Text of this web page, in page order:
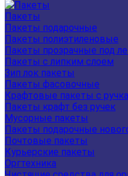
Пакеты
Пакеты подарочные
Пакеты полиэтиленовые
Пакеты прозрачные под
Пакеты с липким слоем
Зип лок пакеты
Пакеты фасовочные
Крафтовые пакеты с
Пакеты крафт без ручек
Мусорные пакеты
Пакеты подарочные
Почтовые пакеты
Курьерские пакеты
Оргтехника